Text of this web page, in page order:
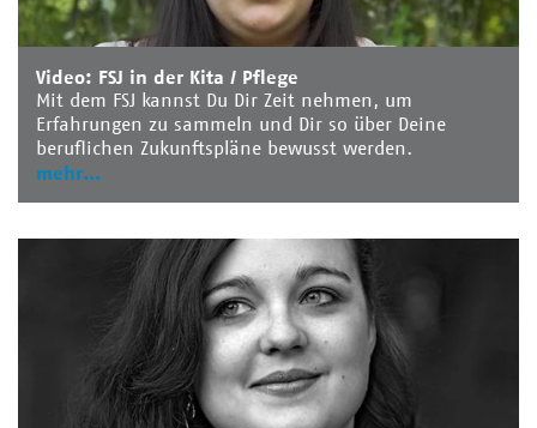
Video: FSJ in der Kita / Pflege
Mit dem FSJ kannst Du Dir Zeit nehmen, um
Erfahrungen zu sammeln und Dir so über Deine
beruflichen Zukunftspläne bewusst werden.
mehr